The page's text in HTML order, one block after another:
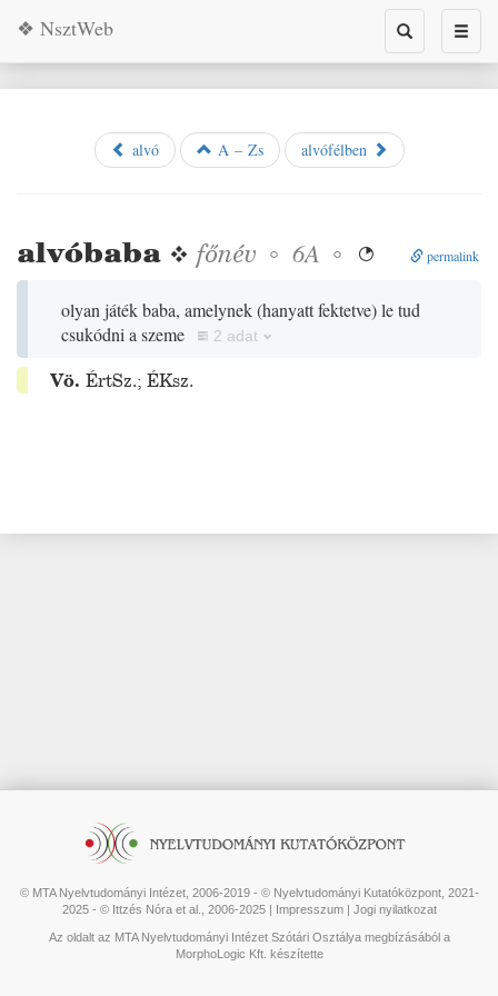
Toggle
search
❖ NsztWeb
alvó A – Zs alvófélben
alvóbaba ❖ főnév ◦ 6A ◦  permalink
olyan játék baba, amelynek(hanyatt fektetve)le tud
csukódni a szeme
2 adat
Vö. ÉrtSz.; ÉKsz.
© MTA Nyelvtudományi Intézet, 2006-2019 - © Nyelvtudományi Kutatóközpont, 2021-
2025 - © Ittzés Nóra et al., 2006-2025 | Impresszum| Jogi nyilatkozat
Az oldalt az MTA Nyelvtudományi Intézet Szótári Osztálya megbízásából a
MorphoLogic Kft. készítette